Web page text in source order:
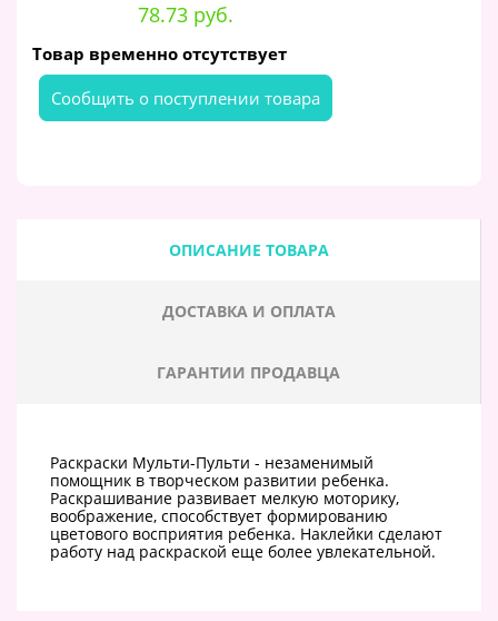
78.73 руб.
Товар временно отсутствует
Cообщить о поступлении товара
ОПИСАНИЕ ТОВАРА
ДОСТАВКА И ОПЛАТА
ГАРАНТИИ ПРОДАВЦА
Раскраски Мульти-Пульти - незаменимый
помощник в творческом развитии ребенка.
Раскрашивание развивает мелкую моторику,
воображение, способствует формированию
цветового восприятия ребенка. Наклейки сделают
работу над раскраской еще более увлекательной.